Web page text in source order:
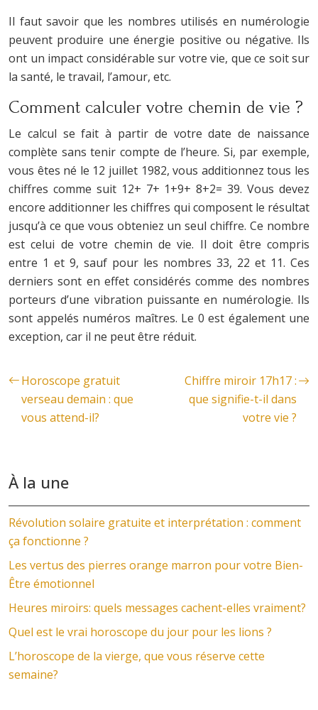
Il faut savoir que les nombres utilisés en numérologie
peuvent produire une énergie positive ou négative. Ils
ont un impact considérable sur votre vie, que ce soit sur
la santé, le travail, l’amour, etc.
Comment calculer votre chemin de vie ?
Le calcul se fait à partir de votre date de naissance
complète sans tenir compte de l’heure. Si, par exemple,
vous êtes né le 12 juillet 1982, vous additionnez tous les
chiffres comme suit 12+ 7+ 1+9+ 8+2= 39. Vous devez
encore additionner les chiffres qui composent le résultat
jusqu’à ce que vous obteniez un seul chiffre. Ce nombre
est celui de votre chemin de vie. Il doit être compris
entre 1 et 9, sauf pour les nombres 33, 22 et 11. Ces
derniers sont en effet considérés comme des nombres
porteurs d’une vibration puissante en numérologie. Ils
sont appelés numéros maîtres. Le 0 est également une
exception, car il ne peut être réduit.
Horoscope gratuit
verseau demain : que
vous attend-il?
Chiffre miroir 17h17 :
que signifie-t-il dans
votre vie ?
À la une
Révolution solaire gratuite et interprétation : comment
ça fonctionne ?
Les vertus des pierres orange marron pour votre Bien-
Être émotionnel
Heures miroirs: quels messages cachent-elles vraiment?
Quel est le vrai horoscope du jour pour les lions ?
L’horoscope de la vierge, que vous réserve cette
semaine?